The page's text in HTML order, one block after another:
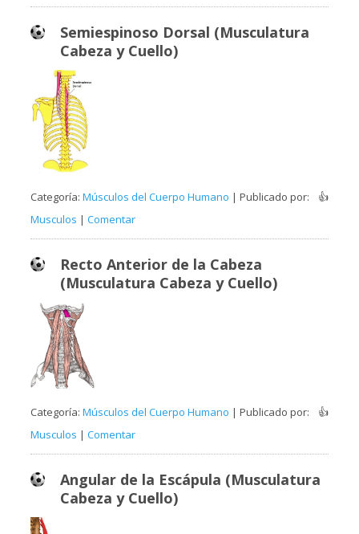
Semiespinoso Dorsal (Musculatura
Cabeza y Cuello)
👍
Categoría: Músculos del Cuerpo Humano | Publicado por:
Musculos | Comentar
Recto Anterior de la Cabeza
(Musculatura Cabeza y Cuello)
👍
Categoría: Músculos del Cuerpo Humano | Publicado por:
Musculos | Comentar
Angular de la Escápula (Musculatura
Cabeza y Cuello)